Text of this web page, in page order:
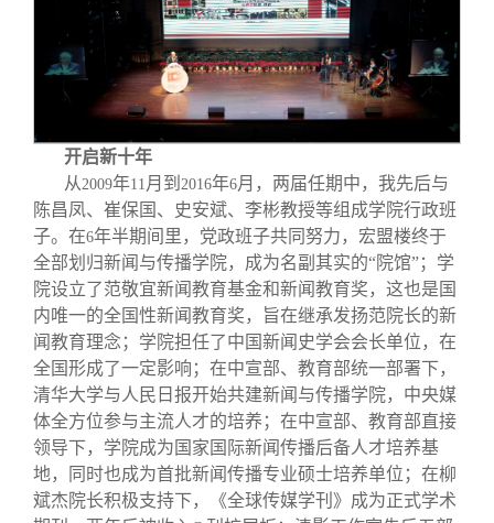
开启新十年
从 2009年11 月到 2016年6月，两届任期中，我先后与
陈昌凤、崔保国、史安斌、李彬教授等组成学院行政班
子。在6年半期间里，党政班子共同努力，宏盟楼终于
全部划归新闻与传播学院，成为名副其实的“院馆”；学
院设立了范敬宜新闻教育基金和新闻教育奖，这也是国
内唯一的全国性新闻教育奖，旨在继承发扬范院长的新
闻教育理念；学院担任了中国新闻史学会会长单位，在
全国形成了一定影响；在中宣部、教育部统一部署下，
清华大学与人民日报开始共建新闻与传播学院，中央媒
体全方位参与主流人才的培养；在中宣部、教育部直接
领导下，学院成为国家国际新闻传播后备人才培养基
地，同时也成为首批新闻传播专业硕士培养单位；在柳
斌杰院长积极支持下，《全球传媒学刊》成为正式学术